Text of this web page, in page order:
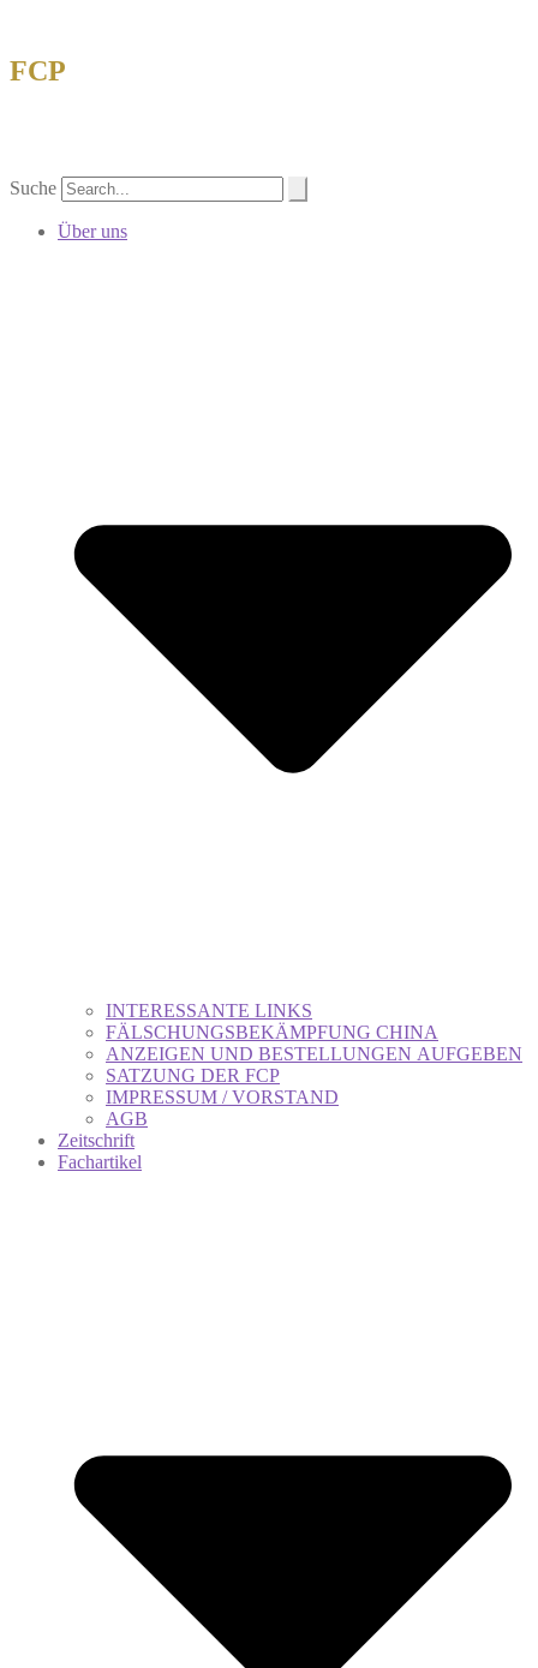
FCP
Suche
Über uns
INTERESSANTE LINKS
FÄLSCHUNGSBEKÄMPFUNG CHINA
ANZEIGEN UND BESTELLUNGEN AUFGEBEN
SATZUNG DER FCP
IMPRESSUM / VORSTAND
AGB
Zeitschrift
Fachartikel